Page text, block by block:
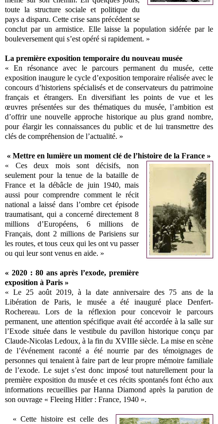
toute la structure sociale et politique du
pays a disparu. Cette crise sans précédent se
conclut par un armistice. Elle laisse la population sidérée par le
bouleversement qui s’est opéré si rapidement. »
La première exposition temporaire du nouveau musée
« En résonance avec le parcours permanent du musée, cette
exposition inaugure le cycle d’exposition temporaire réalisée avec le
concours d’historiens spécialisés et de conservateurs du patrimoine
français et étrangers. En diversifiant les points de vue et les
œuvres présentées sur des thématiques du musée, l’ambition est
d’offrir une nouvelle approche historique au plus grand nombre,
pour élargir les connaissances du public et de lui transmettre des
clés de compréhension de l’actualité. »
« Mettre en lumière un moment clé de l’histoire de la France »
« Ces deux mois sont décisifs, non
seulement pour la tenue de la bataille de
France et la débâcle de juin 1940, mais
aussi pour comprendre comment le récit
national a laissé dans l’ombre cet épisode
traumatisant, qui a concerné directement 8
millions d’Européens, 6 millions de
Français, dont 2 millions de Parisiens sur
les routes, et tous ceux qui les ont vu passer
ou qui leur sont venus en aide. »
« 2020 : 80 ans après l’exode, première
exposition à Paris »
« Le 25 août 2019, à la date anniversaire des 75 ans de la
Libération de Paris, le musée a été inauguré place Denfert-
Rochereau. Lors de la réflexion pour concevoir le parcours
permanent, une attention spécifique avait été accordée à la salle sur
l’Exode située dans le vestibule du pavillon historique conçu par
Claude-Nicolas Ledoux, à la fin du XVIIIe siècle. La mise en scène
de l’événement raconté a été nourrie par des témoignages de
personnes qui tenaient à faire part de leur propre mémoire familiale
de l’exode. Le sujet s’est donc imposé tout naturellement pour la
première exposition du musée et ces récits spontanés font écho aux
informations recueillies par Hanna Diamond après la parution de
son ouvrage « Fleeing Hitler : France, 1940 ».
« Cette histoire est celle des